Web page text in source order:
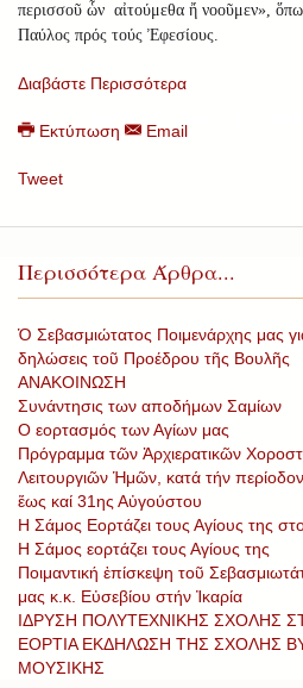
περισσοῦ ὧν αἰτούμεθα ἤ νοοῦμεν»,
Παύλος πρός τούς Ἐφεσίους.
Διαβάστε Περισσότερα
Εκτύπωση Email
Tweet
Περισσότερα Άρθρα...
Ὁ Σεβασμιώτατος Ποιμενάρχης μας
δηλώσεις τοῦ Προέδρου τῆς Βουλῆς
ΑΝΑΚΟΙΝΩΣΗ
Συνάντησις των αποδήμων Σαμίων
Ο εορτασμός των Αγίων μας
Πρόγραμμα τῶν Ἀρχιερατικῶν
Λειτουργιῶν Ἡμῶν, κατά τήν
ἕως καί 31ης Αὐγούστου
Η Σάμος Εορτάζει τους Αγίους της
Η Σάμος εορτάζει τους Αγίους της
Ποιμαντική ἐπίσκεψη τοῦ
μας κ.κ. Εὐσεβίου στήν Ἰκαρία
ΙΔΡΥΣΗ ΠΟΛΥΤΕΧΝΙΚΗΣ ΣΧΟΛΗΣ
ΕΟΡΤΙΑ ΕΚΔΗΛΩΣΗ ΤΗΣ ΣΧΟΛΗΣ
ΜΟΥΣΙΚΗΣ